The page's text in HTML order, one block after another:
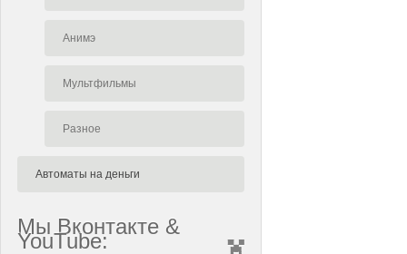
Анимэ
Мультфильмы
Разное
Автоматы на деньги
Мы Вконтакте &
YouTube: